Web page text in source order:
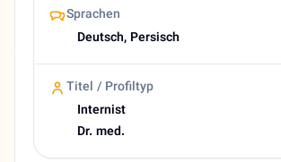
Sprachen
Deutsch, Persisch
Titel / Profiltyp
Internist
Dr. med.